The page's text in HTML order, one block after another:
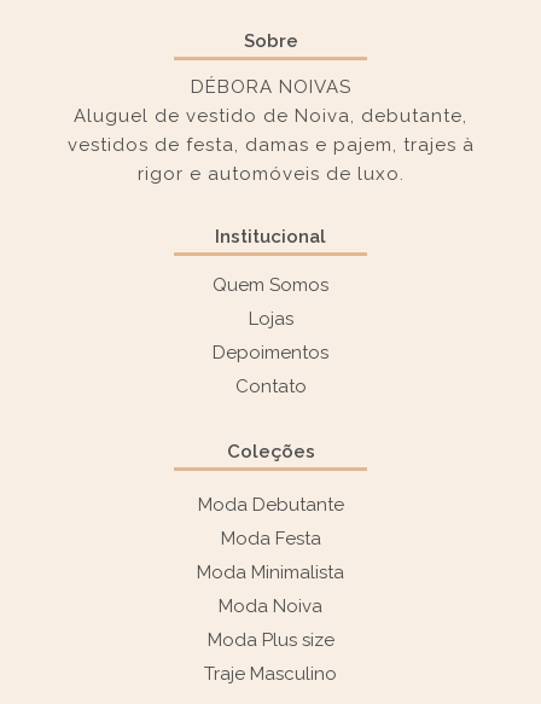
Sobre
DÉBORA NOIVAS
Aluguel de vestido de Noiva, debutante,
vestidos de festa, damas e pajem, trajes à
rigor e automóveis de luxo.
Institucional
Quem Somos
Lojas
Depoimentos
Contato
Coleções
Moda Debutante
Moda Festa
Moda Minimalista
Moda Noiva
Moda Plus size
Traje Masculino